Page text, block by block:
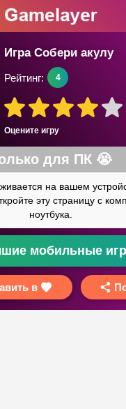
Игра Собери акулу
Оцените игру
Рейтинг: 4
мобильные
в